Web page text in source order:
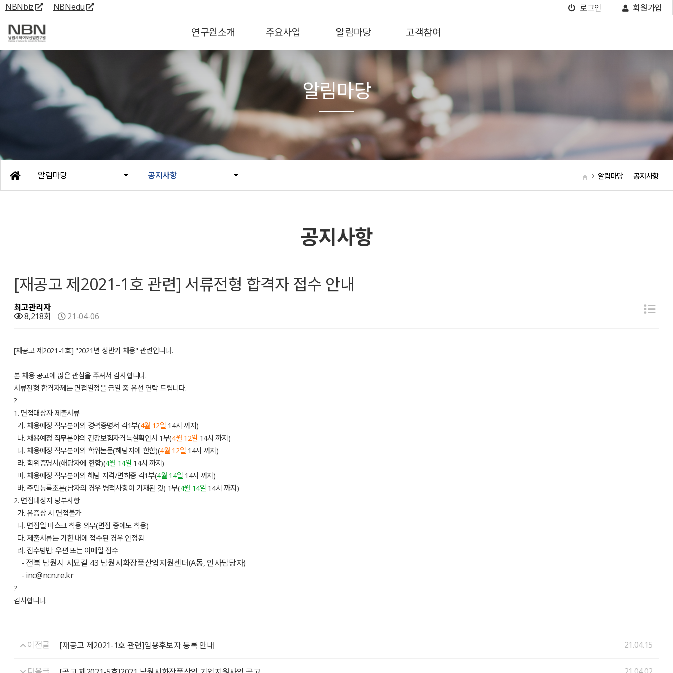
NBNbiz NBNedu 로그인 회원가입
연구원소개 주요사업 알림마당 고객참여
알림마당 공지사항 알림마당 공지사항
알림마당
공지사항
[재공고 제2021-1호 관련] 서류전형 합격자 접수 안내
최고관리자
8,218회
21-04-06
[재공고 제2021-1호] "2021년 상반기 채용" 관련입니다.
본 채용 공고에 많은 관심을 주셔서 감사합니다.
서류전형 합격자께는 면접일정을 금일 중 유선 연락 드립니다.
?
1. 면접대상자 제출서류
가. 채용예정 직무분야의 경력증명서 각1부(4월 12일 14시 까지)
나. 채용예정 직무분야의 건강보험자격득실확인서 1부(4월 12일 14시 까지)
다. 채용예정 직무분야의 학위논문(해당자에 한함)(4월 12일 14시 까지)
라. 학위증명서(해당자에 한함)(4월 14일 14시 까지)
마. 채용예정 직무분야의 해당 자격/면허증 각1부(4월 14일 14시 까지)
바. 주민등록초본(남자의 경우 병적사항이 기재된 것) 1부(4월 14일 14시 까지)
2. 면접대상자 당부사항
가. 유증상 시 면접불가
나. 면접일 마스크 착용 의무(면접 중에도 착용)
다. 제출서류는 기한 내에 접수된 경우 인정됨
라. 접수방법: 우편 또는 이메일 접수
- 전북 남원시 시묘길 43 남원시화장품산업지원센터(A동, 인사담당자)
- inc@ncn.re.kr
?
감사합니다.
이전글 [재공고 제2021-1호 관련]임용후보자 등록 안내 21.04.15